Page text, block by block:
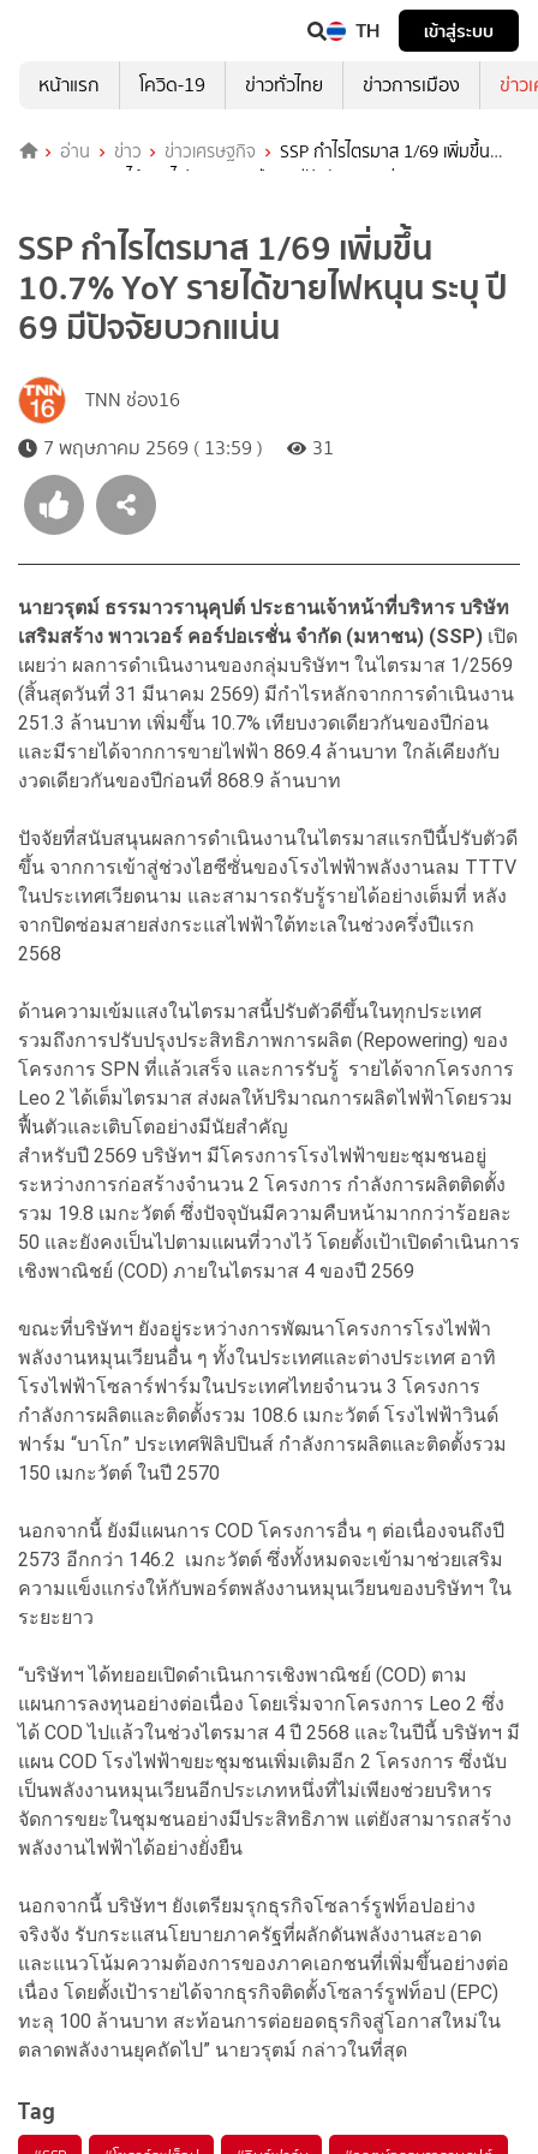
TH
เข้าสู่ระบบ
หน้าแรก
โควิด-19 ข่าวทั่วไทย ข่าวการเมือง ข่าว
อ่าน ข่าว ข่าวเศรษฐกิจ
SSP กำไรไตรมาส 1/69 เพิ่มขึ้น
10.7% YoY รายได้ขายไฟหนุน ระบุ ปี 69 มีปัจจัยบวกแน่น
SSP กำไรไตรมาส 1/69 เพิ่มขึ้น
10.7% YoY รายได้ขายไฟหนุน ระบุ ปี
69 มีปัจจัยบวกแน่น
TNN ช่อง16
7 พฤษภาคม 2569 ( 13:59 )
31
นายวรุตม์ ธรรมาวรานุคุปต์ ประธานเจ้าหน้าที่บริหาร บริษัท
เสริมสร้าง พาวเวอร์ คอร์ปอเรชั่น จำกัด (มหาชน) (SSP) เปิด
เผยว่า ผลการดำเนินงานของกลุ่มบริษัทฯ ในไตรมาส 1/2569
(สิ้นสุดวันที่ 31 มีนาคม 2569) มีกำไรหลักจากการดำเนินงาน
251.3 ล้านบาท เพิ่มขึ้น 10.7% เทียบงวดเดียวกันของปีก่อน
และมีรายได้จากการขายไฟฟ้า 869.4 ล้านบาท ใกล้เคียงกับ
งวดเดียวกันของปีก่อนที่ 868.9 ล้านบาท
ปัจจัยที่สนับสนุนผลการดำเนินงานในไตรมาสแรกปีนี้ปรับตัวดี
ขึ้น จากการเข้าสู่ช่วงไฮซีซั่นของโรงไฟฟ้าพลังงานลม TTTV
ในประเทศเวียดนาม และสามารถรับรู้รายได้อย่างเต็มที่ หลัง
จากปิดซ่อมสายส่งกระแสไฟฟ้าใต้ทะเลในช่วงครึ่งปีแรก
2568
ด้านความเข้มแสงในไตรมาสนี้ปรับตัวดีขึ้นในทุกประเทศ
รวมถึงการปรับปรุงประสิทธิภาพการผลิต (Repowering) ของ
โครงการ SPN ที่แล้วเสร็จ และการรับรู้ รายได้จากโครงการ
Leo 2 ได้เต็มไตรมาส ส่งผลให้ปริมาณการผลิตไฟฟ้าโดยรวม
ฟื้นตัวและเติบโตอย่างมีนัยสำคัญ
สำหรับปี 2569 บริษัทฯ มีโครงการโรงไฟฟ้าขยะชุมชนอยู่
ระหว่างการก่อสร้างจำนวน 2 โครงการ กำลังการผลิตติดตั้ง
รวม 19.8 เมกะวัตต์ ซึ่งปัจจุบันมีความคืบหน้ามากกว่าร้อยละ
50 และยังคงเป็นไปตามแผนที่วางไว้ โดยตั้งเป้าเปิดดำเนินการ
เชิงพาณิชย์ (COD) ภายในไตรมาส 4 ของปี 2569
ขณะที่บริษัทฯ ยังอยู่ระหว่างการพัฒนาโครงการโรงไฟฟ้า
พลังงานหมุนเวียนอื่น ๆ ทั้งในประเทศและต่างประเทศ อาทิ
โรงไฟฟ้าโซลาร์ฟาร์มในประเทศไทยจำนวน 3 โครงการ
กำลังการผลิตและติดตั้งรวม 108.6 เมกะวัตต์ โรงไฟฟ้าวินด์
ฟาร์ม “บาโก” ประเทศฟิลิปปินส์ กำลังการผลิตและติดตั้งรวม
150 เมกะวัตต์ ในปี 2570
นอกจากนี้ ยังมีแผนการ COD โครงการอื่น ๆ ต่อเนื่องจนถึงปี
2573 อีกกว่า 146.2 เมกะวัตต์ ซึ่งทั้งหมดจะเข้ามาช่วยเสริม
ความแข็งแกร่งให้กับพอร์ตพลังงานหมุนเวียนของบริษัทฯ ใน
ระยะยาว
“บริษัทฯ ได้ทยอยเปิดดำเนินการเชิงพาณิชย์ (COD) ตาม
แผนการลงทุนอย่างต่อเนื่อง โดยเริ่มจากโครงการ Leo 2 ซึ่ง
ได้ COD ไปแล้วในช่วงไตรมาส 4 ปี 2568 และในปีนี้ บริษัทฯ มี
แผน COD โรงไฟฟ้าขยะชุมชนเพิ่มเติมอีก 2 โครงการ ซึ่งนับ
เป็นพลังงานหมุนเวียนอีกประเภทหนึ่งที่ไม่เพียงช่วยบริหาร
จัดการขยะในชุมชนอย่างมีประสิทธิภาพ แต่ยังสามารถสร้าง
พลังงานไฟฟ้าได้อย่างยั่งยืน
นอกจากนี้ บริษัทฯ ยังเตรียมรุกธุรกิจโซลาร์รูฟท็อปอย่าง
จริงจัง รับกระแสนโยบายภาครัฐที่ผลักดันพลังงานสะอาด
และแนวโน้มความต้องการของภาคเอกชนที่เพิ่มขึ้นอย่างต่อ
เนื่อง โดยตั้งเป้ารายได้จากธุรกิจติดตั้งโซลาร์รูฟท็อป (EPC)
ทะลุ 100 ล้านบาท สะท้อนการต่อยอดธุรกิจสู่โอกาสใหม่ใน
ตลาดพลังงานยุคถัดไป” นายวรุตม์ กล่าวในที่สุด
Tag